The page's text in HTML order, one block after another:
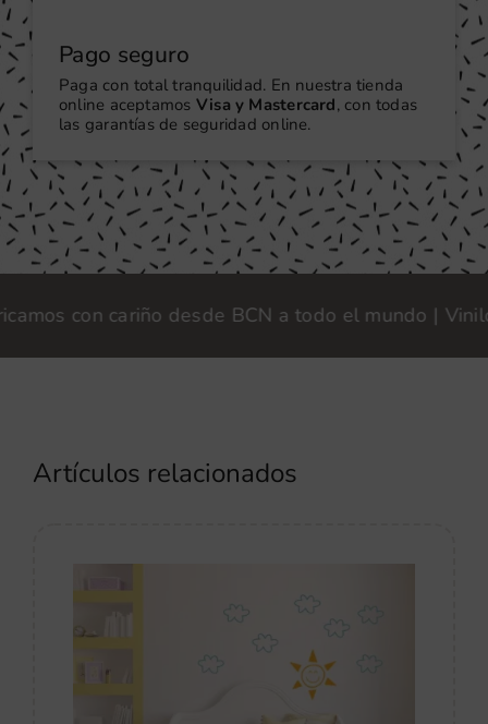
Pago seguro
Paga con total tranquilidad. En nuestra tienda
online aceptamos Visa y Mastercard, con todas
las garantías de seguridad online.
cariño desde BCN a todo el mundo | Vinilook
Artículos relacionados